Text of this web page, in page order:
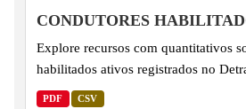
ciclistas, enquanto as lanchas são
pedestres e ciclistas. Em relação aos
esclarecemos...
CONDUTORES
Explore recursos com quantitativos
habilitados ativos registrados no
PDF CSV